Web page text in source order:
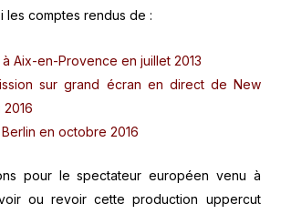
les comptes rendus de :
à Aix-en-Provence en juillet 2013
sur grand écran en direct de New
2016
en octobre 2016
pour le spectateur européen venu à
ou revoir cette production uppercut